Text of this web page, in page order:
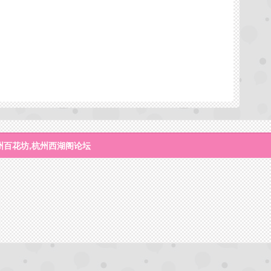
百花坊,杭州西湖阁论坛